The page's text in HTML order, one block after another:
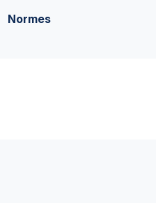
Normes